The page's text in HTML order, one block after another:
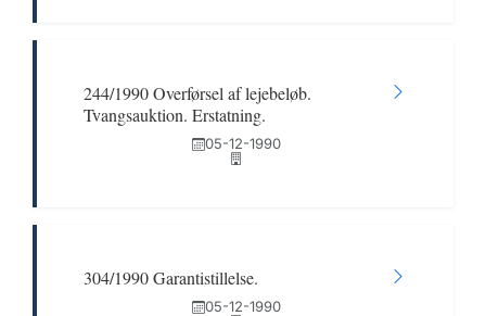
244/1990 Overførsel af lejebeløb.
Tvangsauktion. Erstatning.
05-12-1990
304/1990 Garantistillelse.
05-12-1990